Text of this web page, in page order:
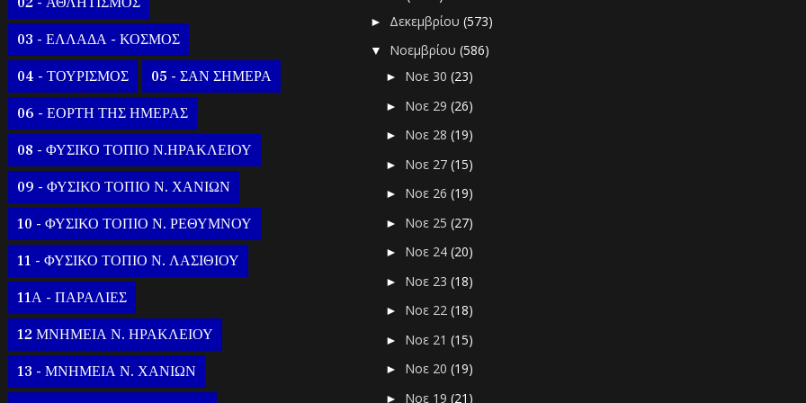
03 - ΕΛΛΑΔΑ - ΚΟΣΜΟΣ
04 - ΤΟΥΡΙΣΜΟΣ 05 - ΣΑΝ ΣΗΜΕΡΑ
06 - ΕΟΡΤΗ ΤΗΣ ΗΜΕΡΑΣ
08 - ΦΥΣΙΚΟ ΤΟΠΙΟ Ν.ΗΡΑΚΛΕΙΟΥ
09 - ΦΥΣΙΚΟ ΤΟΠΙΟ Ν. ΧΑΝΙΩΝ
10 - ΦΥΣΙΚΟ ΤΟΠΙΟ Ν. ΡΕΘΥΜΝΟΥ
11 - ΦΥΣΙΚΟ ΤΟΠΙΟ Ν. ΛΑΣΙΘΙΟΥ
11Α - ΠΑΡΑΛΙΕΣ
12 ΜΝΗΜΕΙΑ Ν. ΗΡΑΚΛΕΙΟΥ
13 - ΜΝΗΜΕΙΑ Ν. ΧΑΝΙΩΝ
► Δεκεμβρίου (573)
▼ Νοεμβρίου (586)
► Νοε 30 (23)
► Νοε 29 (26)
► Νοε 28 (19)
► Νοε 27 (15)
► Νοε 26 (19)
► Νοε 25 (27)
► Νοε 24 (20)
► Νοε 23 (18)
► Νοε 22 (18)
► Νοε 21 (15)
► Νοε 20 (19)
► Νοε 19 (21)